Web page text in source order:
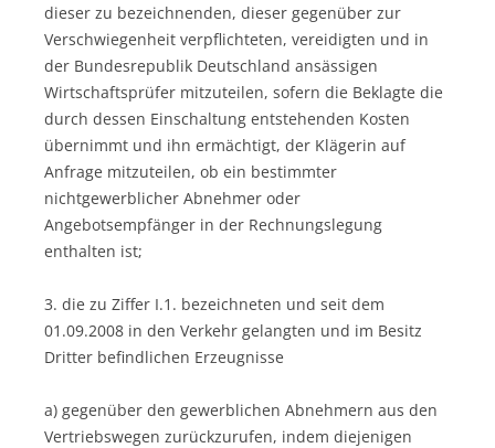
dieser zu bezeichnenden, dieser gegenüber zur
Verschwiegenheit verpflichteten, vereidigten und in
der Bundesrepublik Deutschland ansässigen
Wirtschaftsprüfer mitzuteilen, sofern die Beklagte die
durch dessen Einschaltung entstehenden Kosten
übernimmt und ihn ermächtigt, der Klägerin auf
Anfrage mitzuteilen, ob ein bestimmter
nichtgewerblicher Abnehmer oder
Angebotsempfänger in der Rechnungslegung
enthalten ist;
3. die zu Ziffer I.1. bezeichneten und seit dem
01.09.2008 in den Verkehr gelangten und im Besitz
Dritter befindlichen Erzeugnisse
a) gegenüber den gewerblichen Abnehmern aus den
Vertriebswegen zurückzurufen, indem diejenigen